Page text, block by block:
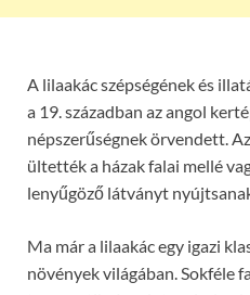
A lilaakác szépségének és
a 19. században az angol
népszerűségnek örvendett.
ültették a házak falai mellé
lenyűgöző látványt
Ma már a lilaakác egy igazi
növények világában. Sokféle